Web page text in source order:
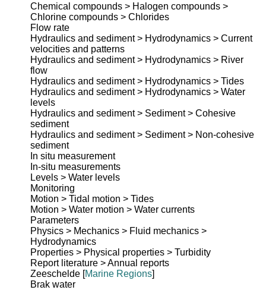
Chemical compounds > Halogen compounds >
Chlorine compounds > Chlorides
Flow rate
Hydraulics and sediment > Hydrodynamics > Current
velocities and patterns
Hydraulics and sediment > Hydrodynamics > River
flow
Hydraulics and sediment > Hydrodynamics > Tides
Hydraulics and sediment > Hydrodynamics > Water
levels
Hydraulics and sediment > Sediment > Cohesive
sediment
Hydraulics and sediment > Sediment > Non-cohesive
sediment
In situ measurement
In-situ measurements
Levels > Water levels
Monitoring
Motion > Tidal motion > Tides
Motion > Water motion > Water currents
Parameters
Physics > Mechanics > Fluid mechanics >
Hydrodynamics
Properties > Physical properties > Turbidity
Report literature > Annual reports
Zeeschelde [Marine Regions]
Brak water